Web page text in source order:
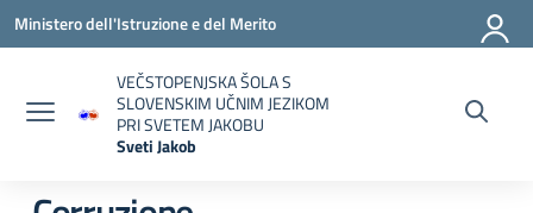
Vai ai contenuti
Vai al menu di navigazione
Vai al footer
Ministero dell'Istruzione e del Merito
VEČSTOPENJSKA ŠOLA S
SLOVENSKIM UČNIM JEZIKOM
PRI SVETEM JAKOBU
Sveti Jakob